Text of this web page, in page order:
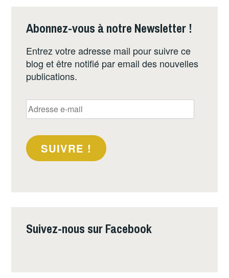
Abonnez-vous à notre Newsletter !
Entrez votre adresse mail pour suivre ce
blog et être notifié par email des nouvelles
publications.
Adresse
e-
SUIVRE !
Suivez-nous sur Facebook